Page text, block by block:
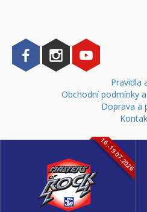
Pravidla
Obchodní podmínky
Doprava a
16.-19.07.2026